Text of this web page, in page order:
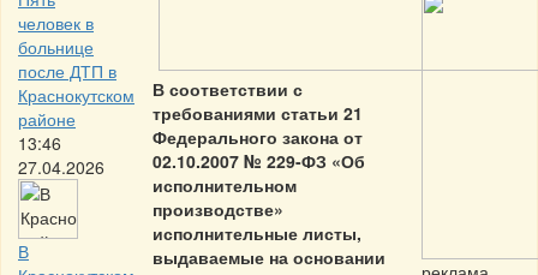
человек в
больнице
после ДТП в
Краснокутском
районе
13:46
27.04.2026
В
В соответствии с
требованиями статьи 21
Федерального закона от
02.10.2007 № 229-ФЗ «Об
исполнительном
производстве»
исполнительные листы,
выдаваемые на основании